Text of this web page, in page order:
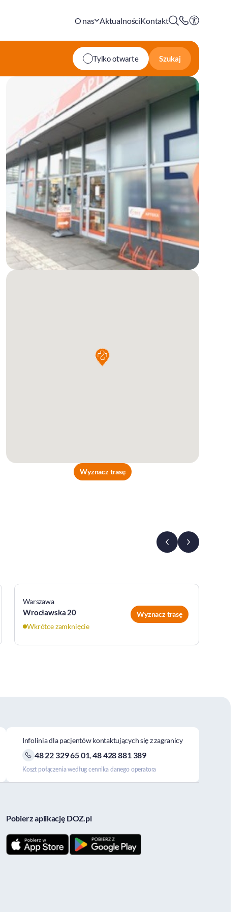
O nas AktualnościKontakt
Tylko otwarte Szukaj
Wyznacz trasę
Warszawa
Wrocławska 20
Wkrótce zamknięcie
Wyznacz trasę
Infolinia dla pacjentów kontaktujących się z zagranicy
48 22 329 65 01,48 428 881 389
Koszt połączenia według cennika danego operatora
Pobierz aplikację DOZ.pl